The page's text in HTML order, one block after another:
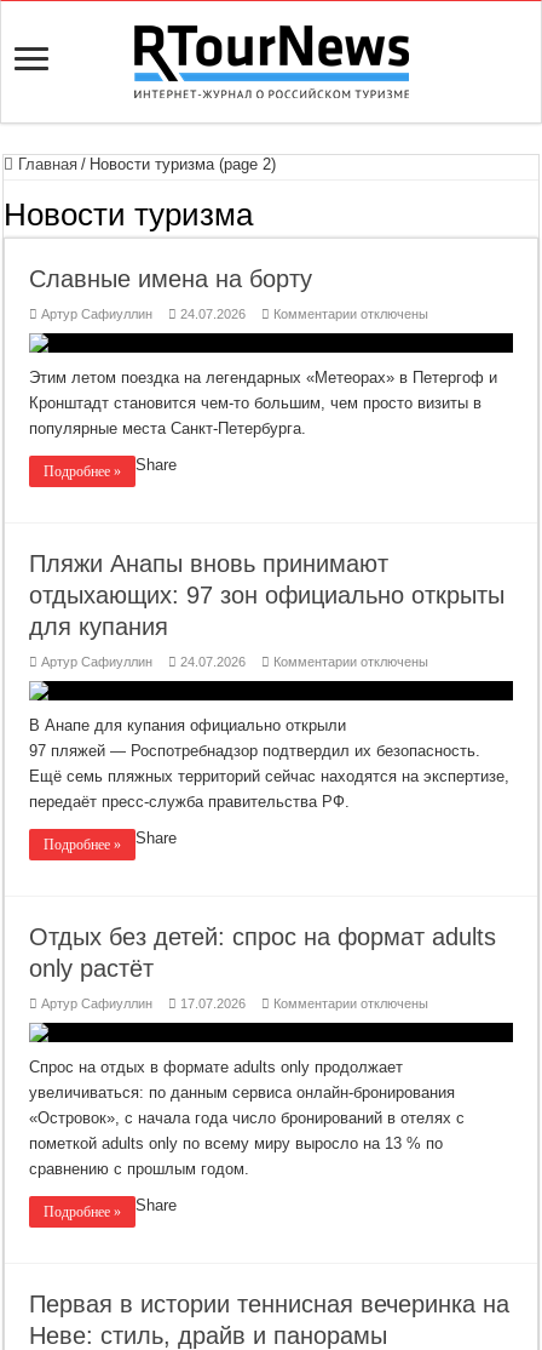
Главная / Новости туризма (page 2)
Новости туризма
Славные имена на борту
Артур Сафиуллин 24.07.2026 Комментариик
имена
борту
отключены
Этим летом поездка на легендарных «Метеорах» в Петергоф и
Кронштадт становится чем-то большим, чем просто визиты в
популярные места Санкт-Петербурга.
Подробнее » Share
Пляжи Анапы вновь принимают
отдыхающих: 97 зон официально открыты
для купания
Артур Сафиуллин 24.07.2026 Комментариик
Анапы
отдыхающих:
зон
отключены
В Анапе для купания официально открыли
97 пляжей — Роспотребнадзор подтвердил их безопасность.
Ещё семь пляжных территорий сейчас находятся на экспертизе,
передаёт пресс‑служба правительства РФ.
Подробнее » Share
Отдых без детей: спрос на формат adults
only растёт
Артур Сафиуллин 17.07.2026 Комментариик
без
спрос
на
формат
adults
растёт
отключены
Спрос на отдых в формате adults only продолжает
увеличиваться: по данным сервиса онлайн‑бронирования
«Островок», с начала года число бронирований в отелях с
пометкой adults only по всему миру выросло на 13 % по
сравнению с прошлым годом.
Подробнее » Share
Первая в истории теннисная вечеринка на
Неве: стиль, драйв и панорамы